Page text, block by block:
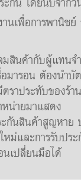
านเพื่อการพานิช
มสินค้ากับผู้แทนจ
มารอน ต้องนำบั
ราประทับของร้า
น่ายมาแสดง
กันสินค้าสูญหาย
หม่และการรับปร
นเปลี่ยนมือได้